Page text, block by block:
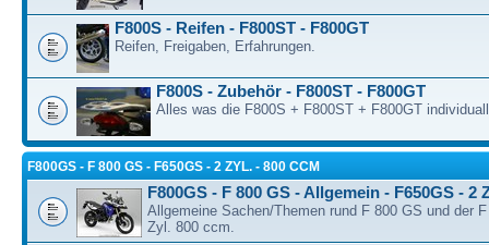
F800S - Reifen - F800ST - F800GT
Reifen, Freigaben, Erfahrungen.
F800S - Zubehör - F800ST - F800GT
Alles was die F800S + F800ST + F800GT
F800GS - F 800 GS - F650GS - 2 ZYL. - 800 CCM
F800GS - F 800 GS - Allgemein - F650GS - 2
Allgemeine Sachen/Themen rund F 800 GS und der
Zyl. 800 ccm.